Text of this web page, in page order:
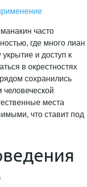
часто
где много лиан
укрытие и доступ к
в окрестностях
сохранились
человеческой
места
что ставит под